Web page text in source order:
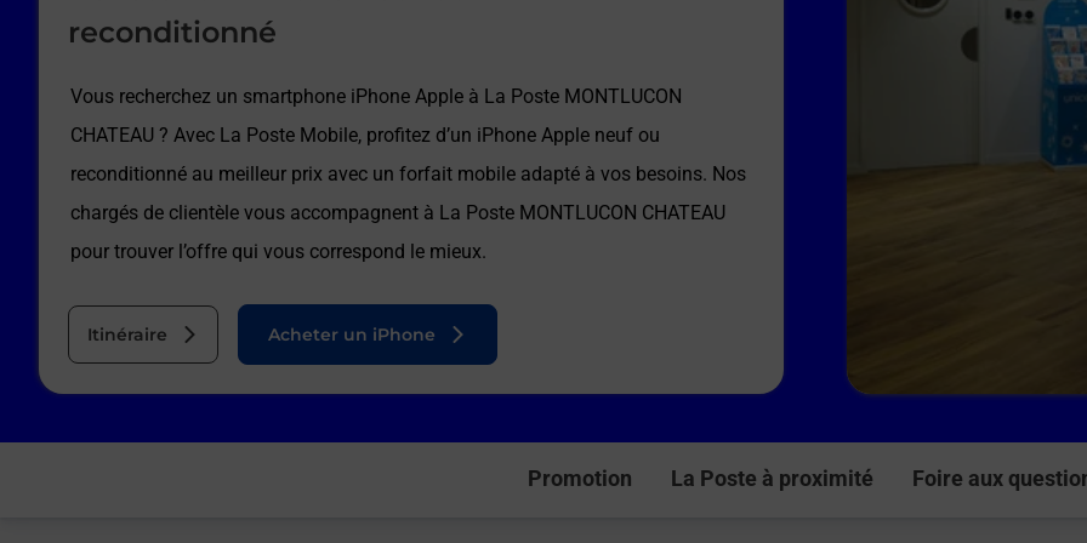
reconditionné
Vous recherchez un smartphone iPhone Apple à La Poste MONTLUCON
CHATEAU ? Avec La Poste Mobile, profitez d’un iPhone Apple neuf ou
reconditionné au meilleur prix avec un forfait mobile adapté à vos besoins. Nos
chargés de clientèle vous accompagnent à La Poste MONTLUCON CHATEAU
pour trouver l’offre qui vous correspond le mieux.
Itinéraire Acheter un iPhone
Promotion La Poste à proximité Foire aux